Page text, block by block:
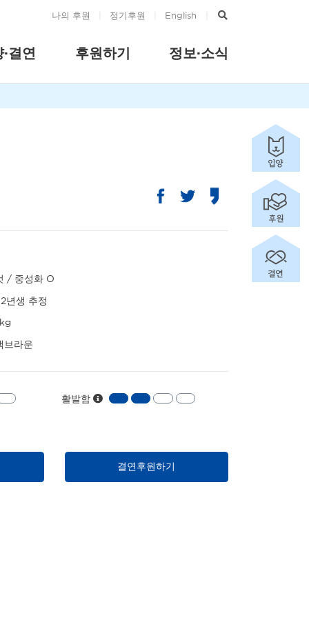
나의 후원 정기후원 English
결연 후원하기 정보·소식
/ 중성화 O
년생 추정
브라운
활발함
결연후원하기